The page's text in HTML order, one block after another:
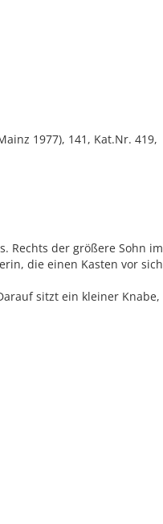
1977), 141, Kat.Nr. 419,
Rechts der größere Sohn im
die einen Kasten vor sich
sitzt ein kleiner Knabe,